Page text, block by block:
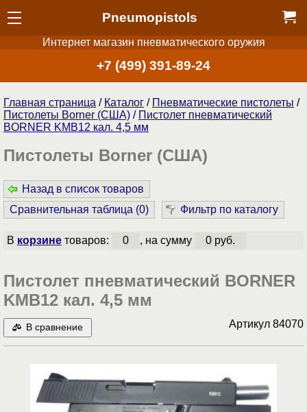
Pneumopistols
Интернет магазин пневматического оружия
+7 (499) 391-89-24
Главная страница / Каталог / Пнев­ма­ти­чес­кие пистолеты /
Пистолеты Borner (США) / Пистолет пневматический
BORNER KMB12 кал. 4,5 мм
Пистолеты Borner (США)
Назад в список товаров
Сравнительная таблица (0) Фильтр по каталогу
В корзинетоваров: 0 , на сумму 0 руб.
Пистолет пневматический BORNER
KMB12 кал. 4,5 мм
В сравнение Артикул 84070